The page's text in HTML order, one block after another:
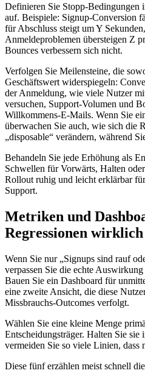
Definieren Sie Stopp‑Bedingungen
auf. Beispiele: Signup‑Conversion
für Abschluss steigt um Y
Anmeldeproblemen übersteigen Z
Bounces verbessern sich nicht.
Verfolgen Sie Meilensteine, die
Geschäftswert widerspiegeln:
der Anmeldung, wie viele Nutzer
versuchen, Support‑Volumen und
Willkommens‑E‑Mails. Wenn Sie
überwachen Sie auch, wie sich die
„disposable“ verändern, während
Behandeln Sie jede Erhöhung als
Schwellen für Vorwärts, Halten
Rollout ruhig und leicht erklärbar
Support.
Metriken und
Regressionen wirklich
Wenn Sie nur „Signups sind rauf
verpassen Sie die echte
Bauen Sie ein Dashboard für
eine zweite Ansicht, die diese
Missbrauchs‑Outcomes verfolgt.
Wählen Sie eine kleine Menge
Entscheidungsträger. Halten Sie sie
vermeiden Sie so viele Linien,
Diese fünf erzählen meist schnell